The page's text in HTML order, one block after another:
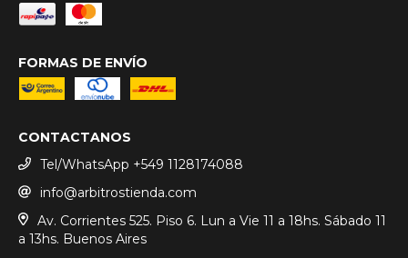
FORMAS DE ENVÍO
CONTACTANOS
Tel/WhatsApp +549 1128174088
info@arbitrostienda.com
Av. Corrientes 525. Piso 6. Lun a Vie 11 a 18hs. Sábado 11
a 13hs. Buenos Aires